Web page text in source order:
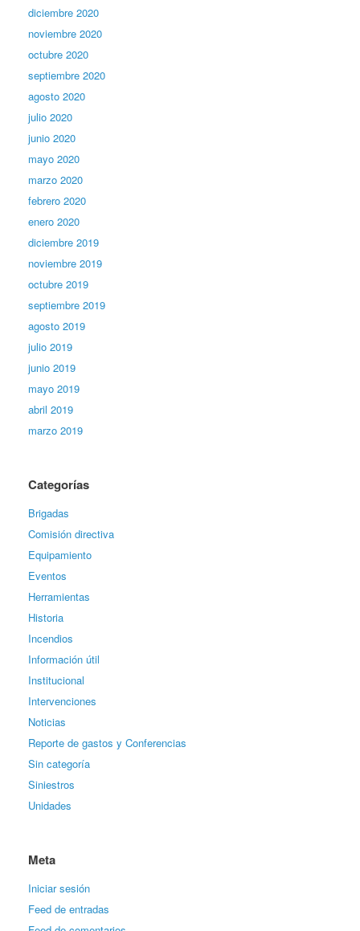
diciembre 2020
noviembre 2020
octubre 2020
septiembre 2020
agosto 2020
julio 2020
junio 2020
mayo 2020
marzo 2020
febrero 2020
enero 2020
diciembre 2019
noviembre 2019
octubre 2019
septiembre 2019
agosto 2019
julio 2019
junio 2019
mayo 2019
abril 2019
marzo 2019
Categorías
Brigadas
Comisión directiva
Equipamiento
Eventos
Herramientas
Historia
Incendios
Información útil
Institucional
Intervenciones
Noticias
Reporte de gastos y Conferencias
Sin categoría
Siniestros
Unidades
Meta
Iniciar sesión
Feed de entradas